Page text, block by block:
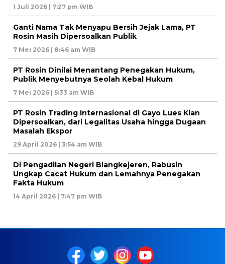
1 Juli 2026 | 7:27 pm WIB
Ganti Nama Tak Menyapu Bersih Jejak Lama, PT
Rosin Masih Dipersoalkan Publik
7 Mei 2026 | 8:46 am WIB
PT Rosin Dinilai Menantang Penegakan Hukum,
Publik Menyebutnya Seolah Kebal Hukum
7 Mei 2026 | 5:33 am WIB
PT Rosin Trading Internasional di Gayo Lues Kian
Dipersoalkan, dari Legalitas Usaha hingga Dugaan
Masalah Ekspor
29 April 2026 | 3:54 am WIB
Di Pengadilan Negeri Blangkejeren, Rabusin
Ungkap Cacat Hukum dan Lemahnya Penegakan
Fakta Hukum
14 April 2026 | 7:47 pm WIB